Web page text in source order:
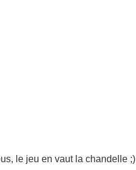
le jeu en vaut la chandelle ;)